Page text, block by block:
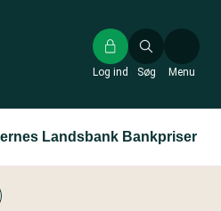
Søg
Log ind Menu
Landsbank Bankpriser